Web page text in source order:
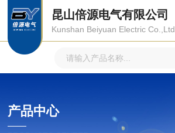
昆山倍源电气有限公司
Kunshan Beiyuan Electric Co.,Ltd
产品中心